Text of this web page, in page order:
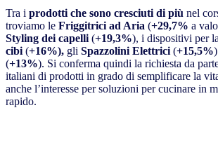
Tra i prodotti che sono cresciuti di più nel
troviamo le Friggitrici ad Aria (+29,7% a
Styling dei capelli (+19,3%), i dispositivi per la
cibi (+16%), gli Spazzolini Elettrici (+15,5%
(+13%). Si conferma quindi la richiesta da
italiani di prodotti in grado di semplificare la
anche l’interesse per soluzioni per cucinare in
rapido.